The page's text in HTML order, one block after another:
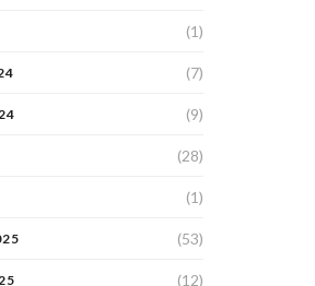
(1)
(7)
(9)
(28)
(1)
(53)
(12)